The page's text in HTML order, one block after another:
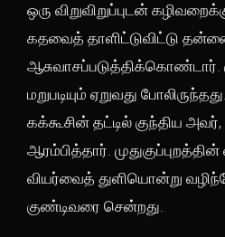
ஒரு விறுவிறுப்புடன்
கதவைத் தாளிட்டுவிட்டு
ஆசுவாசப்படுத்திக்கொண்டார்.
மறுபடியும் ஏறுவது
கக்கூசின் தட்டில் குந்திய
ஆரம்பித்தார்.
வியர்வைத் துளியொன்று
குண்டிவரை சென்றது.